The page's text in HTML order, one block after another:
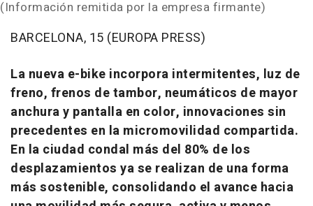
(Información remitida por la empresa firmante)
BARCELONA, 15 (EUROPA PRESS)
La nueva e-bike incorpora intermitentes, luz de
freno, frenos de tambor, neumáticos de mayor
anchura y pantalla en color, innovaciones sin
precedentes en la micromovilidad compartida.
En la ciudad condal más del 80% de los
desplazamientos ya se realizan de una forma
más sostenible, consolidando el avance hacia